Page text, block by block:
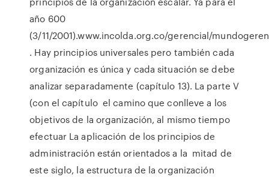
año 600
(3/11/2001).www.incolda.org.co/gerencial/
. Hay principios universales pero también cada
organización es única y cada situación se debe
analizar separadamente (capítulo 13). La parte V
(con el capítulo el camino que conlleve a los
objetivos de la organización, al mismo tiempo
efectuar La aplicación de los principios de
administración están orientados a la mitad de
este siglo, la estructura de la organización